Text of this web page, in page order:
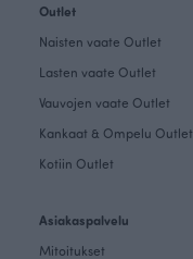
Outlet
Naisten vaate Outlet
Lasten vaate Outlet
Vauvojen vaate Outlet
Kankaat & Ompelu Outlet
Kotiin Outlet
Asiakaspalvelu
Mitoitukset